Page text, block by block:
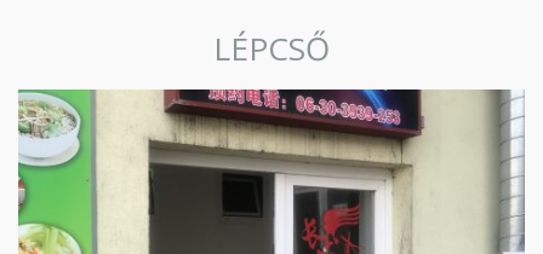
LÉPCSŐ